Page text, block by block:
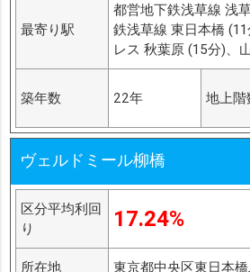
最寄り駅
都営地下鉄浅草線 浅
鉄浅草線 東日本橋
レス 秋葉原 (15分)、
築年数 22年 地上階
ヴェルドミール柳橋
区分平均利回
り
17.24%
所在地 東京都中央区東日本